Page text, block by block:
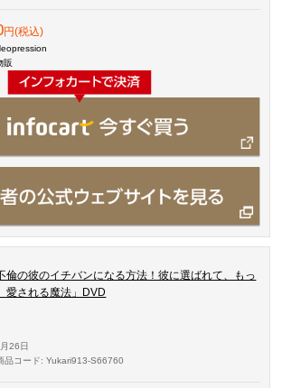
円(税込)
販
倫の彼のイチバンになる方法！彼に選ばれて、もっ
愛される魔法」DVD
26日
品コード: Yukari913-S66760